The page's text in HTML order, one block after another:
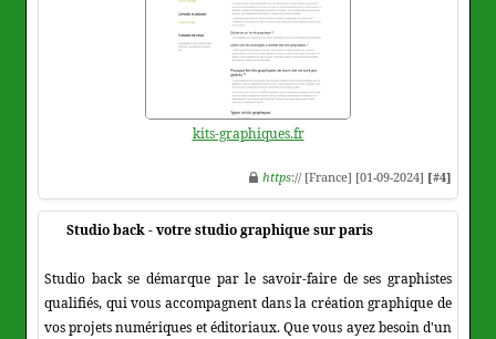
kits-graphiques.fr
https:// [France] [01-09-2024] [#4]
Studio back - votre studio graphique sur paris
Studio back se démarque par le savoir-faire de ses graphistes
qualifiés, qui vous accompagnent dans la création graphique de
vos projets numériques et éditoriaux. Que vous ayez besoin d'un